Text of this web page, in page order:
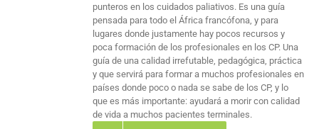
punteros en los cuidados paliativos. Es una guía
pensada para todo el África francófona, y para
lugares donde justamente hay pocos recursos y
poca formación de los profesionales en los CP. Una
guía de una calidad irrefutable, pedagógica, práctica
y que servirá para formar a muchos profesionales en
países donde poco o nada se sabe de los CP, y lo
que es más importante: ayudará a morir con calidad
de vida a muchos pacientes terminales.